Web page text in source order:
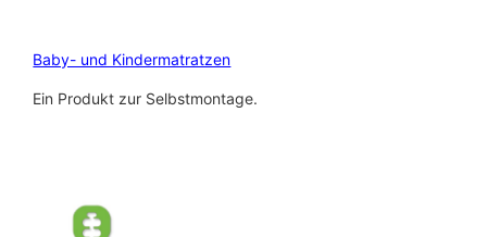
Baby- und Kindermatratzen
Ein Produkt zur Selbstmontage.